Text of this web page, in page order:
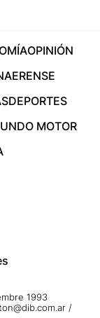
OPINIÓN
DEPORTES
MOTOR
1993
/